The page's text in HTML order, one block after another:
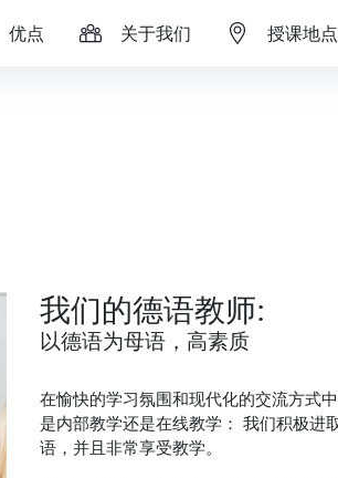
优点 关于我们 授课地点
我们的德语教师:
以德语为母语，高素质
在愉快的学习氛围和现代化的交流方式
是内部教学还是在线教学： 我们积极进
语，并且非常享受教学。